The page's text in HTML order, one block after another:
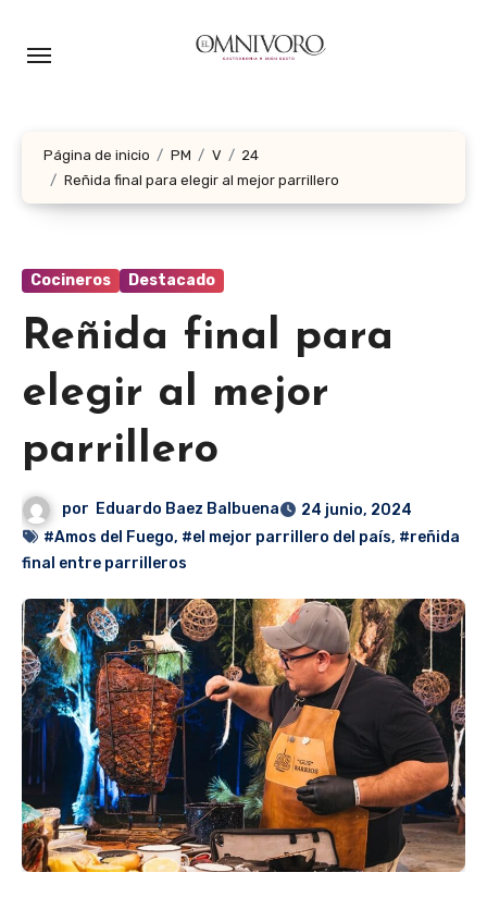
Página de inicio PM V
24
Reñida final para elegir al mejor parrillero
Cocineros Destacado
Reñida final para
elegir al mejor
parrillero
por Eduardo Baez Balbuena
24 junio, 2024
#Amos del Fuego, #el mejor parrillero del país, #reñida
final entre parrilleros